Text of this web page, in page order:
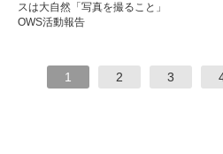
スは大自然「写真を撮ること」
OWS活動報告
1 2 3